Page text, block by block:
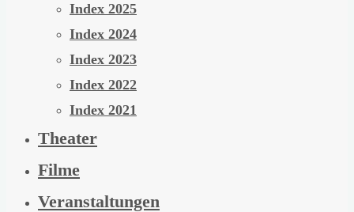
Index 2025
Index 2024
Index 2023
Index 2022
Index 2021
Theater
Filme
Veranstaltungen